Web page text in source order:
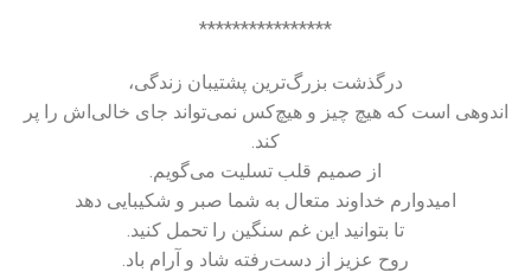
****************
درگذشت بزرگ‌ترین پشتیبان زندگی،
اندوهی است که هیچ چیز و هیچ‌کس نمی‌تواند جای خالی‌اش را پر
کند.
از صمیم قلب تسلیت می‌گویم.
امیدوارم خداوند متعال به شما صبر و شکیبایی دهد
تا بتوانید این غم سنگین را تحمل کنید.
روح عزیز از دست‌رفته شاد و آرام باد.